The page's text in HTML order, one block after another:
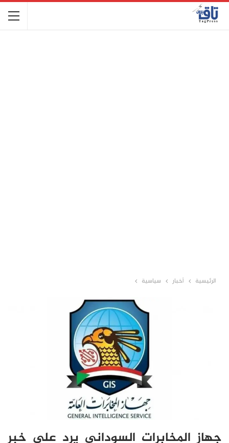
الرئيسية أخبار سياسية
جهاز المخابرات السوداني يرد على خبر